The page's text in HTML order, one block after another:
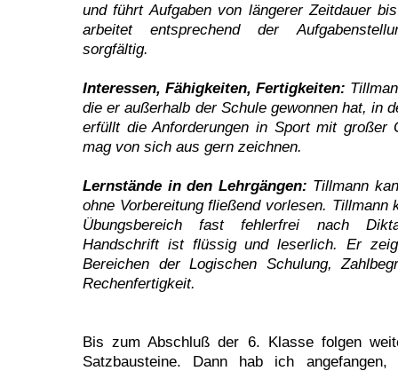
und führt Aufgaben von längerer Zeitdauer
arbeitet entsprechend der
sorgfältig.
Interessen, Fähigkeiten, Fertigkeiten:
die er außerhalb der Schule gewonnen hat, in
erfüllt die Anforderungen in Sport mit großer
mag von sich aus gern zeichnen.
Lernstände in den Lehrgängen: Tillmann
ohne Vorbereitung fließend vorlesen. Tillmann
Übungsbereich fast fehlerfrei nach
Handschrift ist flüssig und leserlich. Er
Bereichen der Logischen Schulung,
Rechenfertigkeit.
Bis zum Abschluß der 6. Klasse folgen
Satzbausteine. Dann hab ich